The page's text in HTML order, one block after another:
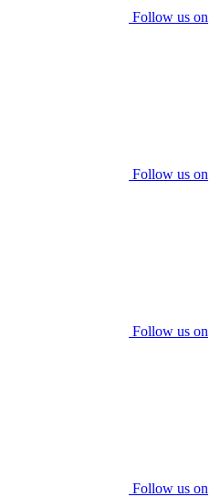
Follow us on
Follow us on
Follow us on
Follow us on